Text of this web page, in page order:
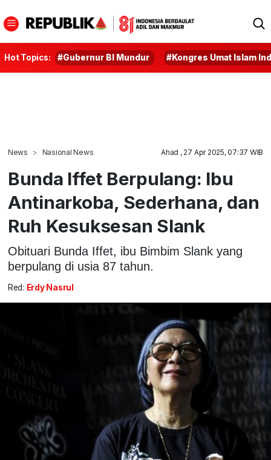
Hot Topics: #Gubernur BI Mundur #Kongres Umat Islam
News Nasional News Ahad , 27 Apr 2025, 07:37 WIB
Bunda Iffet Berpulang: Ibu
Antinarkoba, Sederhana, dan
Ruh Kesuksesan Slank
Obituari Bunda Iffet, ibu Bimbim Slank yang
berpulang di usia 87 tahun.
Red: Erdy Nasrul